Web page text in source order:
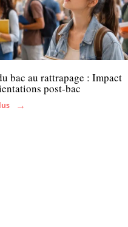
bac au rattrapage : Impact
post-bac